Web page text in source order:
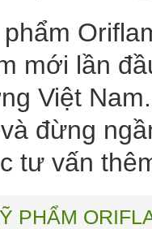
mới lần
Việt
đừng
tư vấn
PHẨM